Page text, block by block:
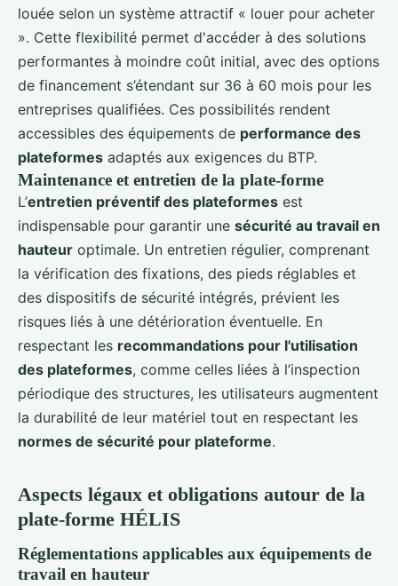
louée selon un système attractif « louer pour acheter
». Cette flexibilité permet d'accéder à des solutions
performantes à moindre coût initial, avec des options
de financement s’étendant sur 36 à 60 mois pour les
entreprises qualifiées. Ces possibilités rendent
accessibles des équipements de performance des
plateformes adaptés aux exigences du BTP.
Maintenance et entretien de la plate-forme
L’entretien préventif des plateformes est
indispensable pour garantir une sécurité au travail en
hauteur optimale. Un entretien régulier, comprenant
la vérification des fixations, des pieds réglables et
des dispositifs de sécurité intégrés, prévient les
risques liés à une détérioration éventuelle. En
respectant les recommandations pour l'utilisation
des plateformes, comme celles liées à l’inspection
périodique des structures, les utilisateurs augmentent
la durabilité de leur matériel tout en respectant les
normes de sécurité pour plateforme.
Aspects légaux et obligations autour de la
plate-forme HÉLIS
Réglementations applicables aux équipements de
travail en hauteur